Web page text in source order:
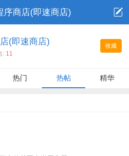
序商店(即速商店)
收藏
(即速商店)
: 11
热门 热帖 精华